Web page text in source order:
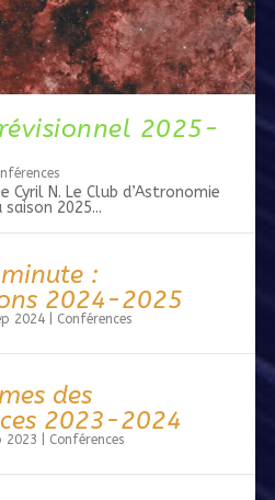
2025-
Cyril N. Le Club d’Astronomie
2025...
:
2024-2025
2024 Conférences
des
2023-2024
2023 Conférences